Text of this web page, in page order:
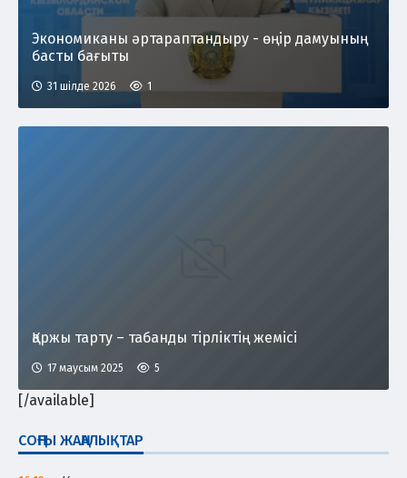
СОҢҒЫ ЖАҢАЛЫҚТАР
Экономиканы әртараптандыру - өңір дамуының
басты бағыты
31 шілде 2026 1
Қаржы тарту – табанды тірліктің жемісі
17 маусым 2025 5
[/available]